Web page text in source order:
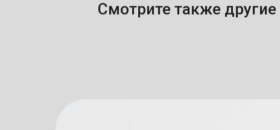
Смотрите также